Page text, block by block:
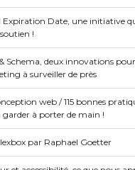
Expiration Date, une initiative
!
Schema, deux innovations
à surveiller de près
web / 115 bonnes
garder à porter de main !
par Raphael Goetter